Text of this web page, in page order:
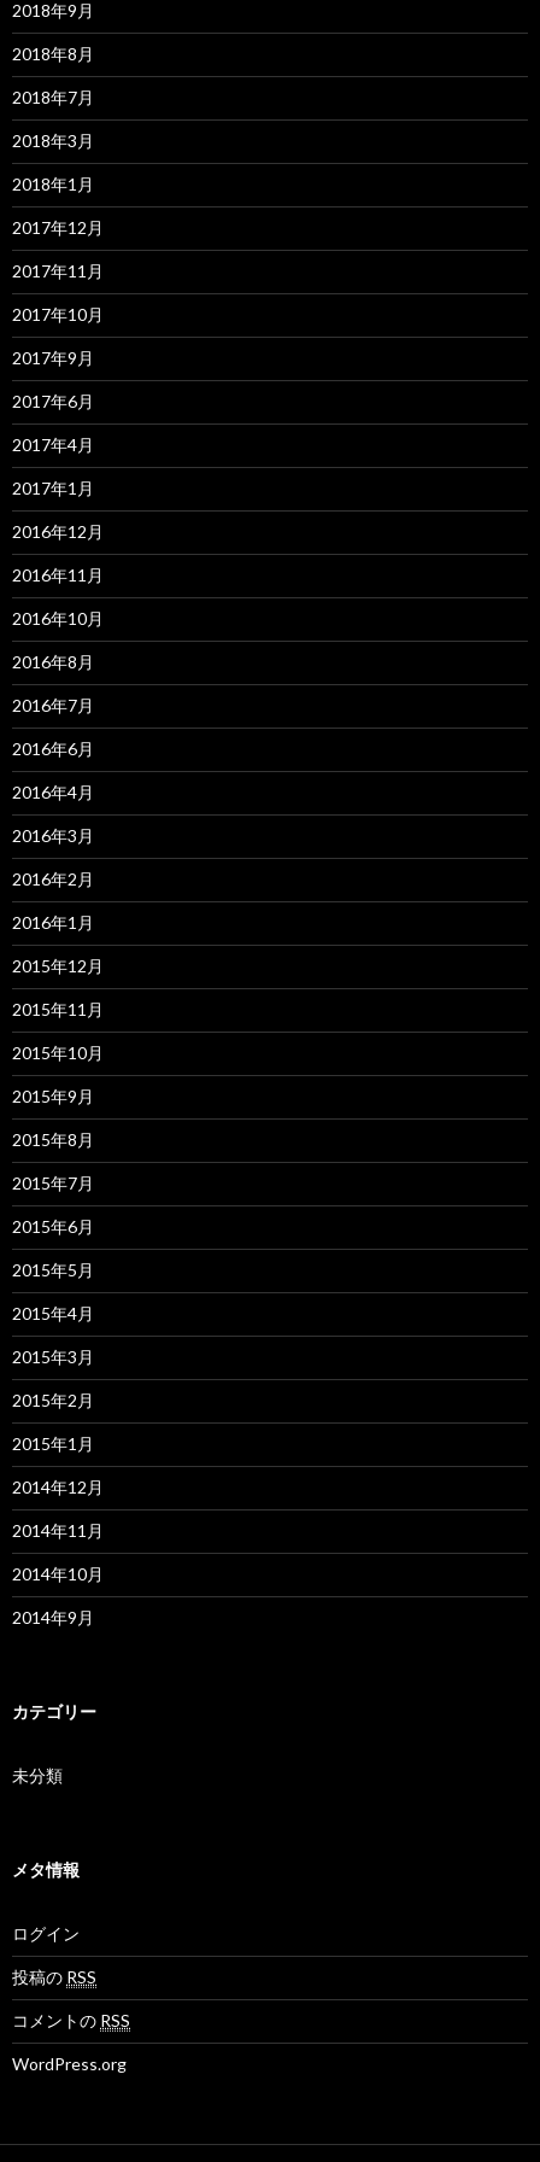
2018年9月
2018年8月
2018年7月
2018年3月
2018年1月
2017年12月
2017年11月
2017年10月
2017年9月
2017年6月
2017年4月
2017年1月
2016年12月
2016年11月
2016年10月
2016年8月
2016年7月
2016年6月
2016年4月
2016年3月
2016年2月
2016年1月
2015年12月
2015年11月
2015年10月
2015年9月
2015年8月
2015年7月
2015年6月
2015年5月
2015年4月
2015年3月
2015年2月
2015年1月
2014年12月
2014年11月
2014年10月
2014年9月
カテゴリー
未分類
メタ情報
ログイン
投稿の RSS
コメントの RSS
WordPress.org